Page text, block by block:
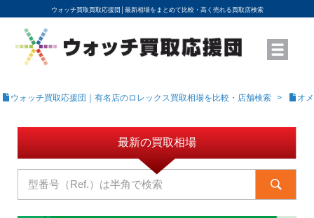
ウォッチ買取買取応援団│ 最新相場をまとめて比較・高く売れる買取店検索
YouTubeで動画を公開中
ROLEXモデル名から買取相場を調べる
高級時計ブランド名から買取相場を調べる
地域から買取店を探す
店舗名から買取店を探す
ブランド時計を高く売る方法
買取査定を依頼する
ウォッチ買取応援団｜有名店のロレックス買取相場を比較・店舗検索 オ
最新の買取相場